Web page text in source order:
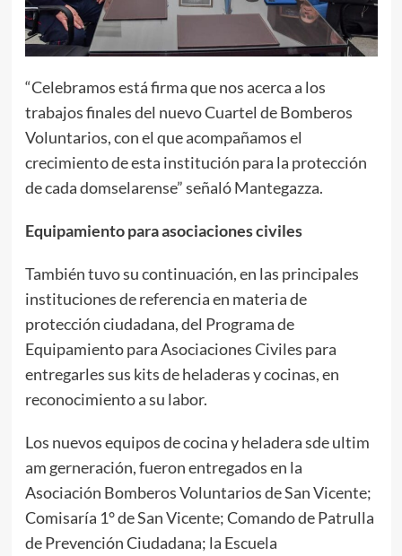
“Celebramos está firma que nos acerca a los
trabajos finales del nuevo Cuartel de Bomberos
Voluntarios, con el que acompañamos el
crecimiento de esta institución para la protección
de cada domselarense” señaló Mantegazza.
Equipamiento para asociaciones civiles
También tuvo su continuación, en las principales
instituciones de referencia en materia de
protección ciudadana, del Programa de
Equipamiento para Asociaciones Civiles para
entregarles sus kits de heladeras y cocinas, en
reconocimiento a su labor.
Los nuevos equipos de cocina y heladera sde ultim
am gerneración, fueron entregados en la
Asociación Bomberos Voluntarios de San Vicente;
Comisaría 1° de San Vicente; Comando de Patrulla
de Prevención Ciudadana; la Escuela